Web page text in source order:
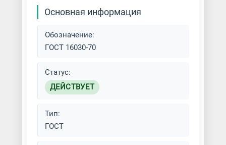
Перфорация отверстий в
Пробивка отверстий
Ручная пробивка металла
Основная информация
Обозначение:
ГОСТ 16030-70
Статус:
ДЕЙСТВУЕТ
Тип:
ГОСТ